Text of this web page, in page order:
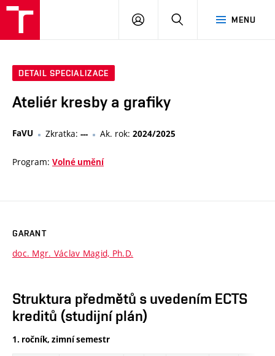
MENU
PŘIHLÁSIT
DETAIL SPECIALIZACE
Ateliér kresby a grafiky
FaVU Zkratka: --- Ak. rok: 2024/2025
Program: Volné umění
GARANT
doc. Mgr. Václav Magid, Ph.D.
Struktura předmětů s uvedením ECTS
kreditů (studijní plán)
1. ročník, zimní semestr